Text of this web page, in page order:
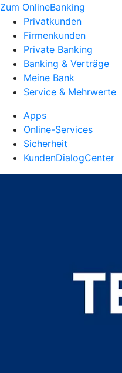
Zum OnlineBanking
Privatkunden
Firmenkunden
Private Banking
Banking & Verträge
Meine Bank
Service & Mehrwerte
Apps
Online-Services
Sicherheit
KundenDialogCenter